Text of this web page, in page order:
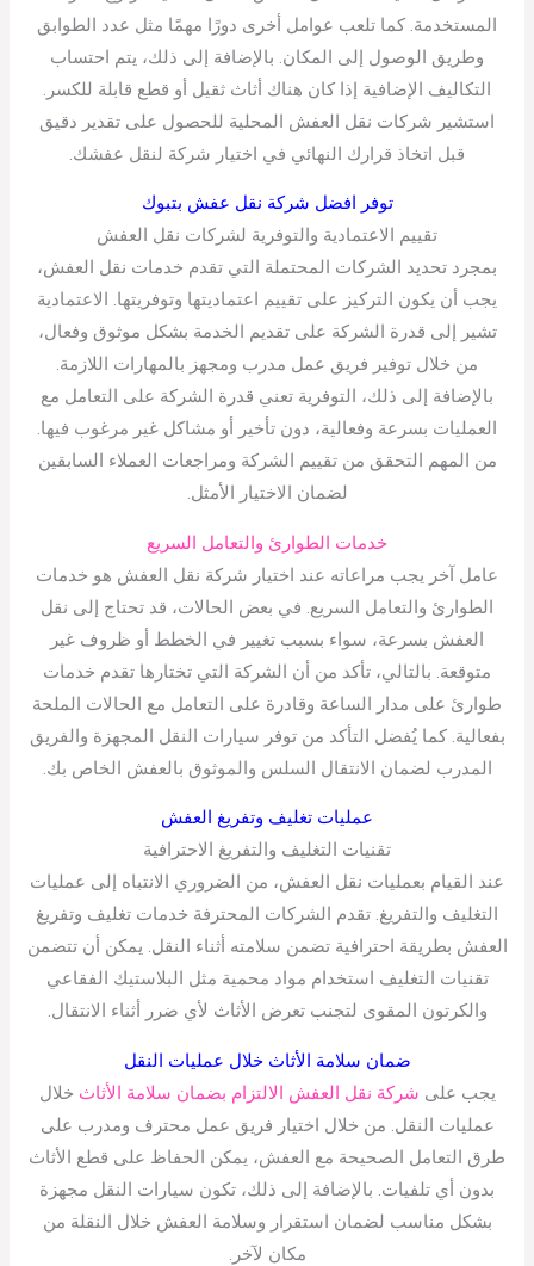
المستخدمة. كما تلعب عوامل أخرى دورًا مهمًا مثل عدد الطوابق
وطريق الوصول إلى المكان. بالإضافة إلى ذلك، يتم احتساب
التكاليف الإضافية إذا كان هناك أثاث ثقيل أو قطع قابلة للكسر.
استشير شركات نقل العفش المحلية للحصول على تقدير دقيق
قبل اتخاذ قرارك النهائي في اختيار شركة لنقل عفشك.
توفر افضل شركة نقل عفش بتبوك
تقييم الاعتمادية والتوفرية لشركات نقل العفش
بمجرد تحديد الشركات المحتملة التي تقدم خدمات نقل العفش،
يجب أن يكون التركيز على تقييم اعتماديتها وتوفريتها. الاعتمادية
تشير إلى قدرة الشركة على تقديم الخدمة بشكل موثوق وفعال،
من خلال توفير فريق عمل مدرب ومجهز بالمهارات اللازمة.
بالإضافة إلى ذلك، التوفرية تعني قدرة الشركة على التعامل مع
العمليات بسرعة وفعالية، دون تأخير أو مشاكل غير مرغوب فيها.
من المهم التحقق من تقييم الشركة ومراجعات العملاء السابقين
لضمان الاختيار الأمثل.
خدمات الطوارئ والتعامل السريع
عامل آخر يجب مراعاته عند اختيار شركة نقل العفش هو خدمات
الطوارئ والتعامل السريع. في بعض الحالات، قد تحتاج إلى نقل
العفش بسرعة، سواء بسبب تغيير في الخطط أو ظروف غير
متوقعة. بالتالي، تأكد من أن الشركة التي تختارها تقدم خدمات
طوارئ على مدار الساعة وقادرة على التعامل مع الحالات الملحة
بفعالية. كما يُفضل التأكد من توفر سيارات النقل المجهزة والفريق
المدرب لضمان الانتقال السلس والموثوق بالعفش الخاص بك.
عمليات تغليف وتفريغ العفش
تقنيات التغليف والتفريغ الاحترافية
عند القيام بعمليات نقل العفش، من الضروري الانتباه إلى عمليات
التغليف والتفريغ. تقدم الشركات المحترفة خدمات تغليف وتفريغ
العفش بطريقة احترافية تضمن سلامته أثناء النقل. يمكن أن تتضمن
تقنيات التغليف استخدام مواد محمية مثل البلاستيك الفقاعي
والكرتون المقوى لتجنب تعرض الأثاث لأي ضرر أثناء الانتقال.
ضمان سلامة الأثاث خلال عمليات النقل
يجب على شركة نقل العفش الالتزام بضمان سلامة الأثاث خلال
عمليات النقل. من خلال اختيار فريق عمل محترف ومدرب على
طرق التعامل الصحيحة مع العفش، يمكن الحفاظ على قطع الأثاث
بدون أي تلفيات. بالإضافة إلى ذلك، تكون سيارات النقل مجهزة
بشكل مناسب لضمان استقرار وسلامة العفش خلال النقلة من
مكان لآخر.